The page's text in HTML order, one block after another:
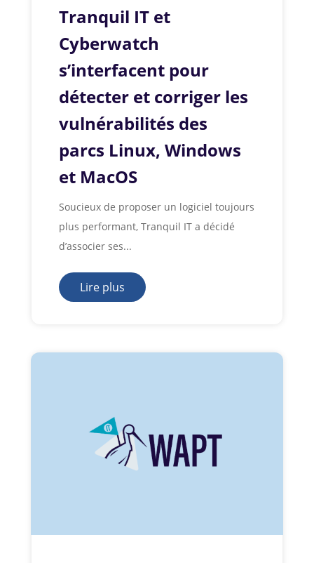
Tranquil IT et
Cyberwatch
s’interfacent pour
détecter et corriger les
vulnérabilités des
parcs Linux, Windows
et MacOS
Soucieux de proposer un logiciel toujours
plus performant, Tranquil IT a décidé
d’associer ses...
Lire plus